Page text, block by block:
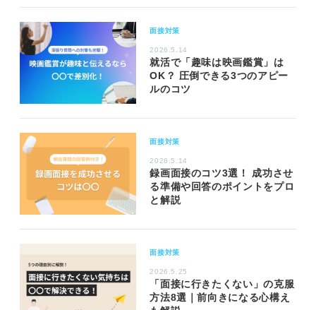
面接対策
2026.5.14
就活で「趣味は映画鑑賞」は
OK？ 圧倒できる3つのアピー
ルのコツ
面接対策
2026.5.14
録画面接のコツ3選！ 成功させ
る準備や回答のポイントをプロ
と解説
面接対策
2026.5.25
「面接に行きたくない」の克服
方法8選｜前向きになる心構え